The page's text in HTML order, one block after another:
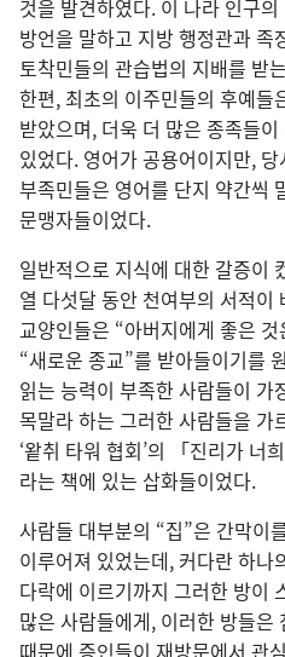
것을 발견하였다. 이 나라 인구
방언을 말하고 지방 행정관과 족
토착민들의 관습법의 지배를 받
한편, 최초의 이주민들의 후예들
받았으며, 더욱 더 많은 종족들
있었다. 영어가 공용어이지만, 당
부족민들은 영어를 단지 약간씩
문맹자들이었다.
일반적으로 지식에 대한 갈증이
열 다섯달 동안 천여부의 서적이
교양인들은 “아버지에게 좋은
“새로운 종교”를 받아들이기를
읽는 능력이 부족한 사람들이 가
목말라 하는 그러한 사람들을 가
‘왙취 타워 협회’의 「진리가 너
라는 책에 있는 삽화들이었다.
사람들 대부분의 “집”은 간막이
이루어져 있었는데, 커다란 하나
다락에 이르기까지 그러한 방이
많은 사람들에게, 이러한 방들은
때문에 증인들이 재방문에서 관